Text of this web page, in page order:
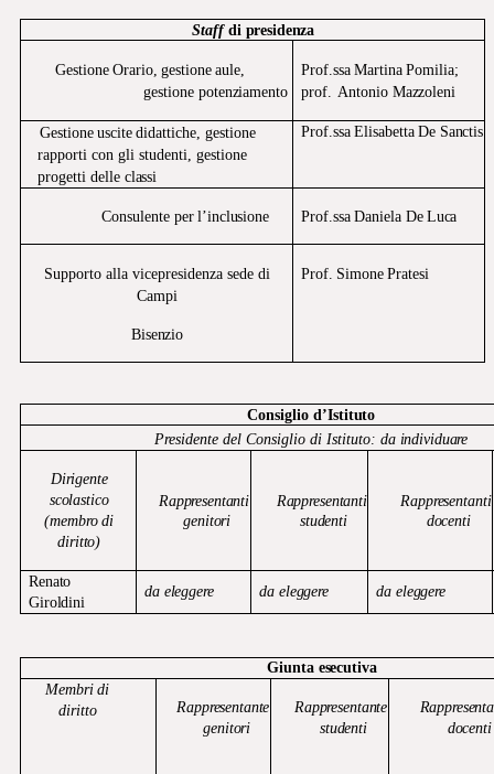
Staff di presidenza
Gestione Orario, gestione aule,
gestionepotenziamento
Prof.ssa Martina Pomilia;
prof.
Antonio Mazzoleni
Gestione uscite didattiche, gestione
rapporti con gli studenti, gestione
progetti delle classi
Prof.ssa Elisabetta De Sanctis
Consulente per l’inclusione Prof.ssa Daniela De Luca
Supporto alla vicepresidenza sede di
Campi
Bisenzio
Prof. Simone Pratesi
Consigliod’Istituto
Presidente del Consiglio di Istituto: daindividuare
Dirigente
scolastico
(membro di
diritto)
Rappresentanti
genitori
Rappresentanti
studenti
Rappresentanti
docenti
Renato
Giroldini
daeleggere da eleggere da eleggere
Giunta esecutiva
Membri di
diritto
Rappresentante
genitori
Rappresentante
studenti
docenti